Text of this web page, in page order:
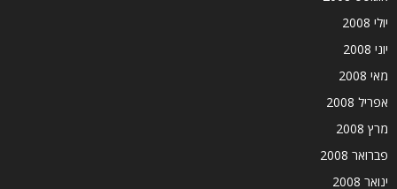
יולי 2008
יוני 2008
מאי 2008
אפריל 2008
מרץ 2008
פברואר 2008
ינואר 2008